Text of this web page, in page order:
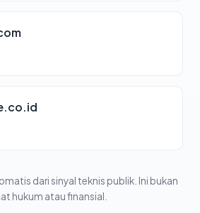
dari sinyal teknis publik. Ini bukan
hukum atau finansial.